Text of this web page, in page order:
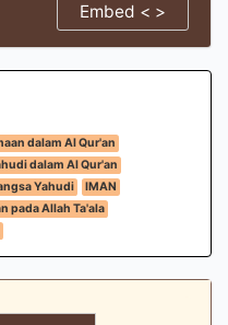
Embed < >
dalam Al Qur'an
dalam Al Qur'an
Yahudi
IMAN
pada Allah Ta'ala